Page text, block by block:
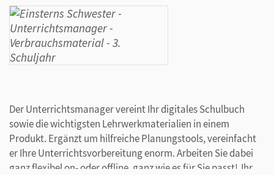
Der Unterrichtsmanager vereint Ihr digitales Schulbuch
sowie die wichtigsten Lehrwerkmaterialien in einem
Produkt. Ergänzt um hilfreiche Planungstools, vereinfacht
er Ihre Unterrichtsvorbereitung enorm. Arbeiten Sie dabei
ganz flexibel on- oder offline, ganz wie es für Sie passt! Ihr